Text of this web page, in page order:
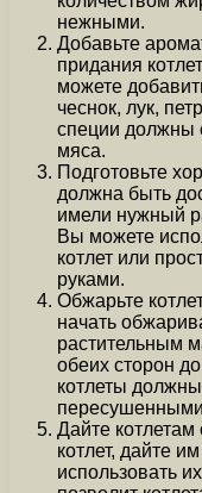
нежными.
Добавьте
придания
можете
чеснок, лук,
специи должны
мяса.
Подготовьте
должна быть
имели нужный
Вы можете
котлет или
руками.
Обжарьте
начать
растительным
обеих сторон
котлеты
Дайте котлетам
котлет, дайте
использовать